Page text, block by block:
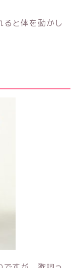
ると体を動かし